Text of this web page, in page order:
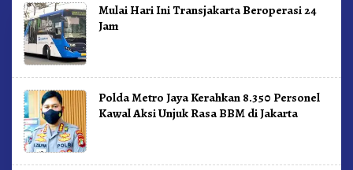
Mulai Hari Ini Transjakarta Beroperasi 24
Jam
Polda Metro Jaya Kerahkan 8.350 Personel
Kawal Aksi Unjuk Rasa BBM di Jakarta